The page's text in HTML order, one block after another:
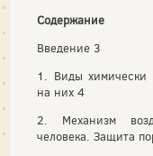
Содержание
Введение 3
1. Виды химически
на них 4
2. Механизм
человека. Защита